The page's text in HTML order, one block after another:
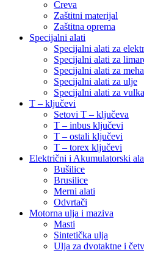
Creva
Zaštitni materijal
Zaštitna oprema
Specijalni alati
Specijalni alati za
Specijalni alati za
Specijalni alati za
Specijalni alati za ulje
Specijalni alati za
T – ključevi
Setovi T – ključeva
T – inbus ključevi
T – ostali ključevi
T – torex ključevi
Električni i Akumulatorski
Bušilice
Brusilice
Merni alati
Odvrtači
Motorna ulja i maziva
Masti
Sintetička ulja
Ulja za dvotaktne i